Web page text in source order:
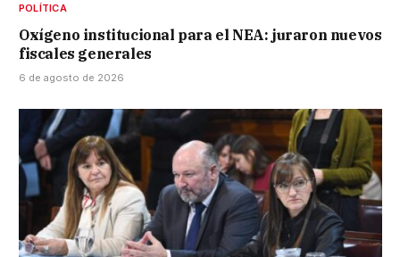
POLÍTICA
Oxígeno institucional para el NEA: juraron nuevos
fiscales generales
6 de agosto de 2026